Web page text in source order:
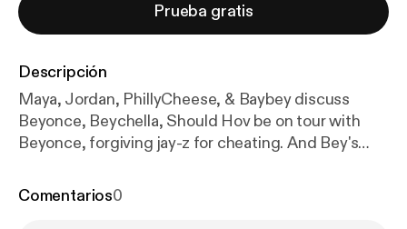
Prueba gratis
Descripción
Maya, Jordan, PhillyCheese, & Baybey discuss
Beyonce, Beychella, Should Hov be on tour with
Beyonce, forgiving jay-z for cheating. And Bey's
JAM Predictions
Comentarios0